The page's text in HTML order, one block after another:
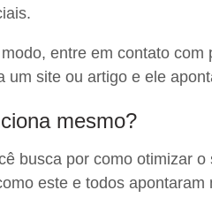
entre em contato
um site ou artigo e ele
mesmo?
busca por como otimizar
este e todos